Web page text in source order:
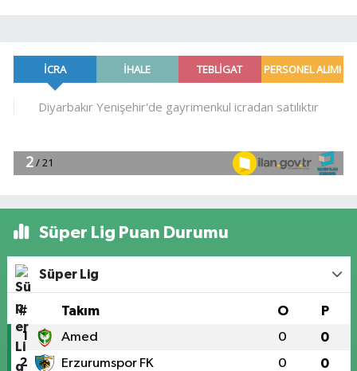
Süper Lig Puan Durumu
Süper Lig
# Takım O P
1 Amed 0 0
2 Erzurumspor FK 0 0